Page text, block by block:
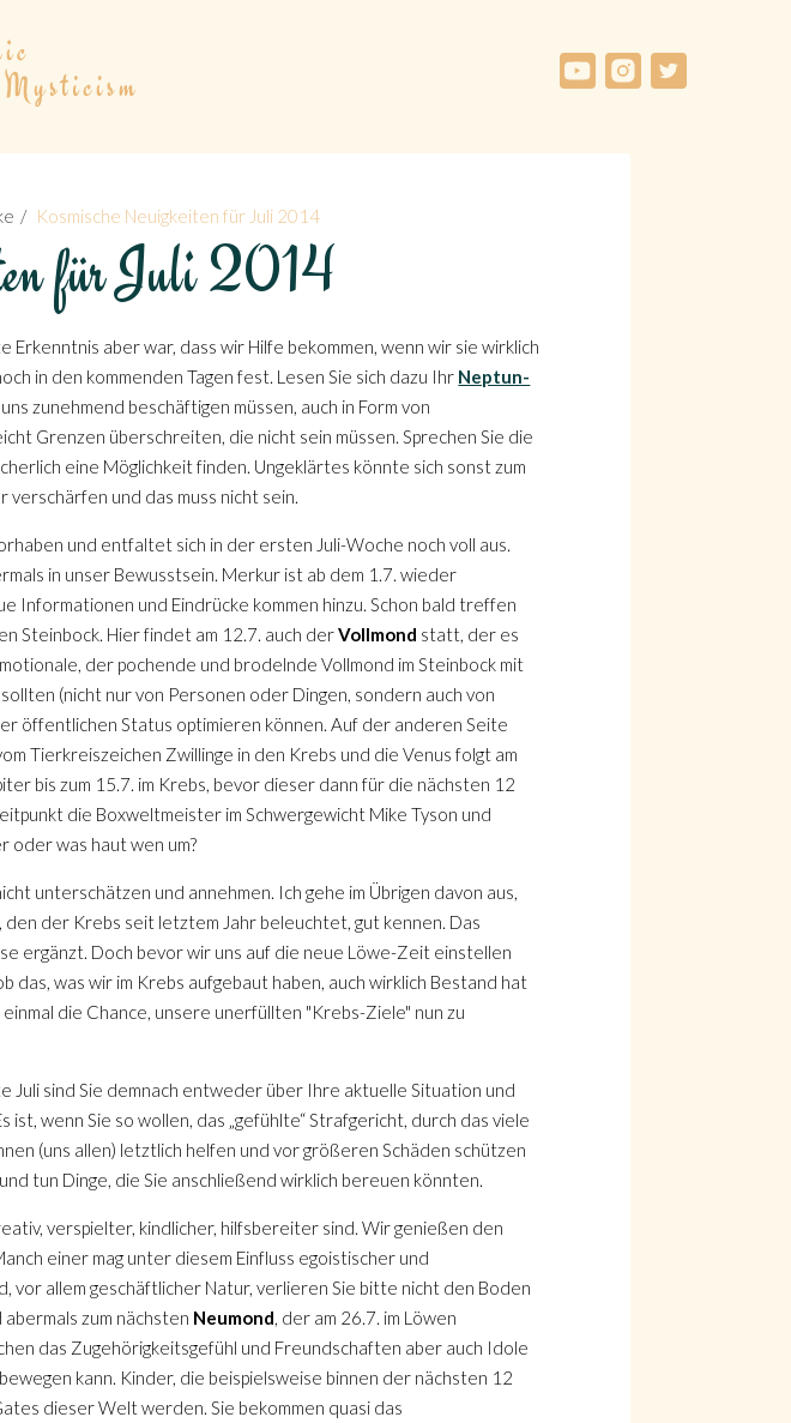
Kosmische Neuigkeiten für Juli 2014
für Juli 2014
aber war, dass wir Hilfe bekommen, wenn wir sie wirklich
in den kommenden Tagen fest. Lesen Sie sich dazu Ihr Neptun-
zunehmend beschäftigen müssen, auch in Form von
Grenzen überschreiten, die nicht sein müssen. Sprechen Sie die
eine Möglichkeit finden. Ungeklärtes könnte sich sonst zum
verschärfen und das muss nicht sein.
und entfaltet sich in der ersten Juli-Woche noch voll aus.
in unser Bewusstsein. Merkur ist ab dem 1.7. wieder
Informationen und Eindrücke kommen hinzu. Schon bald treffen
Steinbock. Hier findet am 12.7. auch derVollmond statt, der es
der pochende und brodelnde Vollmond im Steinbock mit
(nicht nur von Personen oder Dingen, sondern auch von
öffentlichen Status optimieren können. Auf der anderen Seite
Tierkreiszeichen Zwillinge in den Krebs und die Venus folgt am
bis zum 15.7. im Krebs, bevor dieser dann für die nächsten 12
die Boxweltmeister im Schwergewicht Mike Tyson und
oder was haut wen um?
unterschätzen und annehmen. Ich gehe im Übrigen davon aus,
den der Krebs seit letztem Jahr beleuchtet, gut kennen. Das
ergänzt. Doch bevor wir uns auf die neue Löwe-Zeit einstellen
das, was wir im Krebs aufgebaut haben, auch wirklich Bestand hat
die Chance, unsere unerfüllten "Krebs-Ziele" nun zu
Juli sind Sie demnach entweder über Ihre aktuelle Situation und
wenn Sie so wollen, das „gefühlte“ Strafgericht, durch das viele
(uns allen) letztlich helfen und vor größeren Schäden schützen
tun Dinge, die Sie anschließend wirklich bereuen könnten.
verspielter, kindlicher, hilfsbereiter sind. Wir genießen den
einer mag unter diesem Einfluss egoistischer und
vor allem geschäftlicher Natur, verlieren Sie bitte nicht den Boden
zum nächsten Neumond, der am 26.7. im Löwen
das Zugehörigkeitsgefühl und Freundschaften aber auch Idole
kann. Kinder, die beispielsweise binnen der nächsten 12
dieser Welt werden. Sie bekommen quasi das